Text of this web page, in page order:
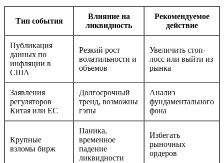
Тип события
Влияние на
ликвидность
Рекомендуемое
действие
Публикация
данных по
инфляции в
США
Резкий рост
волатильности и
объемов
Увеличить стоп-
лосс или выйти из
рынка
Заявления
регуляторов
Китая или ЕС
Долгосрочный
тренд, возможны
гэпы
Анализ
фундаментального
фона
Крупные
взломы бирж
Паника,
временное
падение
ликвидности
Избегать
рыночных
ордеров